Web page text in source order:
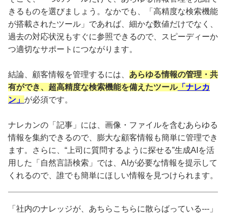
きるものを選びましょう。なかでも、「高精度な検索機能
が搭載されたツール」であれば、細かな数値だけでなく、
過去の対応状況もすぐに参照できるので、スピーディーか
つ適切なサポートにつながります。
結論、顧客情報を管理するには、 あらゆる情報の管理・共
有ができ、超高精度な検索機能を備えたツール「ナレカ
ン」 が必須です。
ナレカンの「記事」には、画像・ファイルを含むあらゆる
情報を集約できるので、膨大な顧客情報も簡単に管理でき
ます。さらに、“上司に質問するように探せる”生成AIを活
用した「自然言語検索」では、AIが必要な情報を提示して
くれるので、誰でも簡単にほしい情報を見つけられます。
「社内のナレッジが、あちらこちらに散らばっている---」